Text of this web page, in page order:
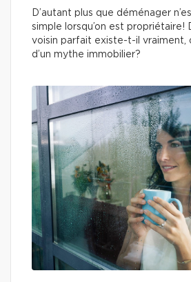
D’autant plus que déménager
simple lorsqu’on est propriétaire!
voisin parfait existe-t-il vraiment,
d’un mythe immobilier?